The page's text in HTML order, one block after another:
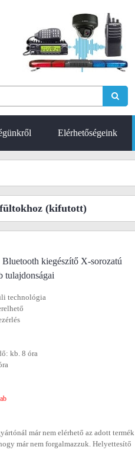
Elérhetőségeink
(kifutott)
kiegészítő X-sorozatú
tulajdonságai
technológia
kb. 8 óra
már nem elérhető az adott termék
már nem forgalmazzuk. Helyettesítő